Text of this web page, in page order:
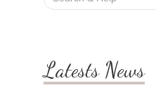
for:
Latests News